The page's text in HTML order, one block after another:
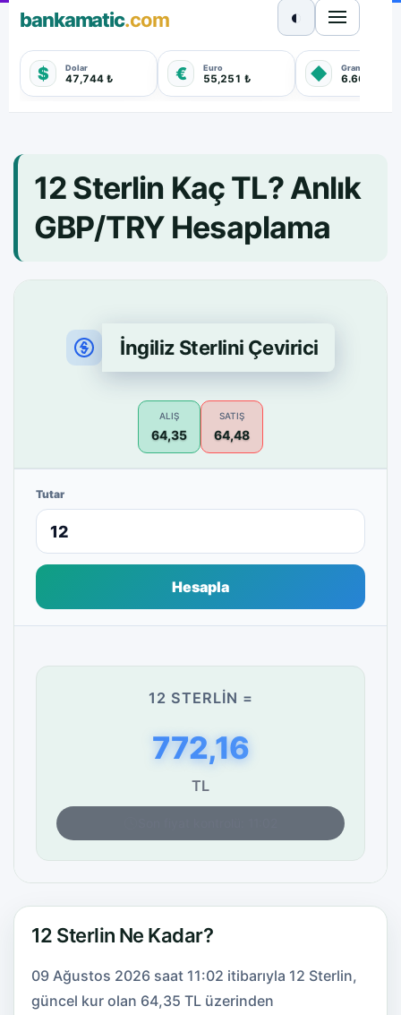
bankamatic.com
$ Dolar
47,744 ₺ € Euro
55,251 ₺ ◆ Gram Altın
6.660,550
◐
12 Sterlin Kaç TL? Anlık
GBP/TRY Hesaplama
İngiliz Sterlini Çevirici
ALIŞ
64,35
SATIŞ
64,48
Tutar
Hesapla
12 STERLIN =
772,16
TL
12 Sterlin Ne Kadar?
09 Ağustos 2026 saat 11:02 itibarıyla 12 Sterlin,
güncel kur olan 64,35 TL üzerinden